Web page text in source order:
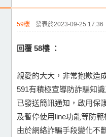
59樓 發表於2023-09-25 17:36
回覆 58樓 ：
親愛的大大，非常抱歉造
591有積極宣導防詐騙知
已發送簡訊通知，啟用保
及暫停使用line功能等防範
由於網絡詐騙手段變化不